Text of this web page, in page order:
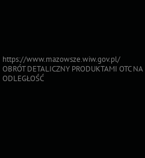
https://www.mazowsze.wiw.gov.pl/
OBRÓT DETALICZNY PRODUKTAMI OTC NA
ODLEGŁOŚĆ